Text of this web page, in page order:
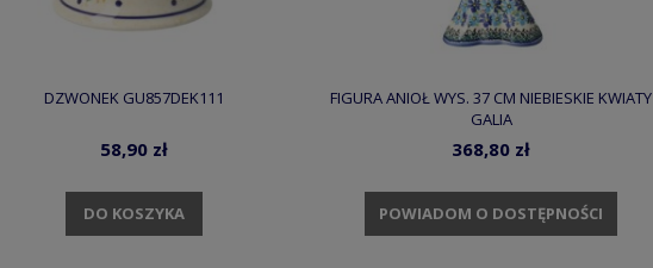
DZWONEK GU857DEK111
58,90 zł
DO KOSZYKA
FIGURA ANIOŁ WYS. 37 CM NIEBIESKIE KWIATY
GALIA
368,80 zł
POWIADOM O DOSTĘPNOŚCI